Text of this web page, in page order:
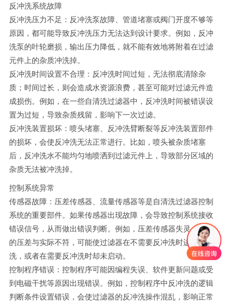
反冲洗系统故障
反冲洗压力不足：反冲洗泵故障、管道堵塞或阀门开度不够等
原因，都可能导致反冲洗压力无法达到设计要求。例如，反冲
洗泵的叶轮磨损，输出压力降低，就不能有效地将附着在过滤
元件上的杂质冲洗掉。
反冲洗时间设置不合理：反冲洗时间过短，无法彻底清除杂
质；时间过长，则会造成水资源浪费，甚至可能对过滤元件造
成损伤。例如，在一些自清洗过滤器中，反冲洗时间被错误设
置为过短，导致杂质残留，影响下一次过滤。
反冲洗装置损坏：喷头堵塞、反冲洗臂断裂等反冲洗装置部件
的损坏，会使反冲洗无法正常进行。比如，喷头被杂质堵塞
后，反冲洗水不能均匀地喷洒到过滤元件上，导致部分区域的
杂质无法被冲洗掉。
控制系统异常
传感器故障：压差传感器、流量传感器等是自清洗过滤器控制
系统的重要部件。如果传感器出现故障，会导致控制系统接收
错误信号，从而做出错误判断。例如，压差传感器失灵，显示
的压差与实际不符，可能使过滤器在不需要反冲洗时进行反冲
洗，或者在需要反冲洗时却未启动。
控制程序错误：控制程序可能因编程失误、软件更新问题或受
到电磁干扰等原因出现错误。例如，控制程序中反冲洗的逻辑
判断条件设置错误，会使过滤器的反冲洗操作混乱，影响正常